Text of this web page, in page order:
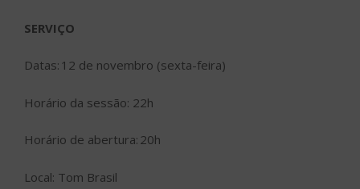
SERVIÇO
Datas: 12 de novembro (sexta-feira)
Horário da sessão: 22h
Horário de abertura: 20h
Local: Tom Brasil